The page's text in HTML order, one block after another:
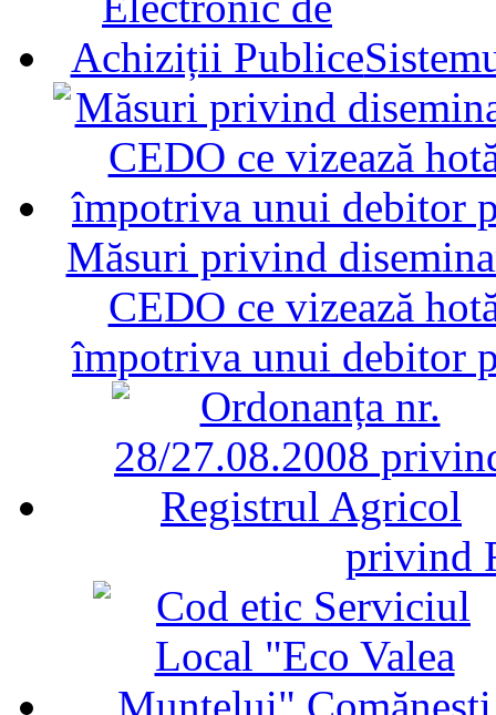
Măsuri privind
CEDO ce vizează
împotriva unui debitor
privind